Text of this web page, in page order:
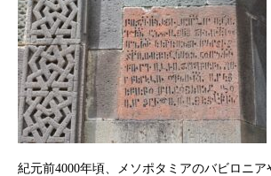
採用情報
コラム
健康企業宣言
お問い合わせ
紀元前4000年頃、メソポタミアのバビロニ